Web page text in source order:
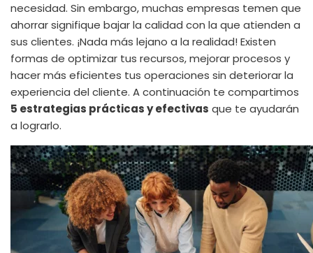
necesidad. Sin embargo, muchas empresas temen que
ahorrar signifique bajar la calidad con la que atienden a
sus clientes. ¡Nada más lejano a la realidad! Existen
formas de optimizar tus recursos, mejorar procesos y
hacer más eficientes tus operaciones sin deteriorar la
experiencia del cliente. A continuación te compartimos
5 estrategias prácticas y efectivas que te ayudarán
a lograrlo.